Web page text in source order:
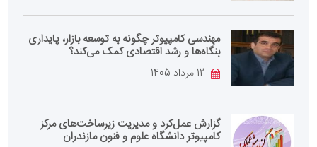
مهندسی کامپیوتر چگونه به توسعه بازار، پایداری
بنگاه‌ها و رشد اقتصادی کمک می‌کند؟
گزارش عمل‌کرد و مدیریت زیرساخت‌های مرکز
کامپیوتر دانشگاه علوم و فنون مازندران